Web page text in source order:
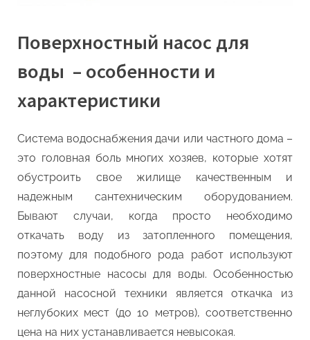
Поверхностный насос для
воды – особенности и
характеристики
Система водоснабжения дачи или частного дома –
это головная боль многих хозяев, которые хотят
обустроить свое жилище качественным и
надежным сантехническим оборудованием.
Бывают случаи, когда просто необходимо
откачать воду из затопленного помещения,
поэтому для подобного рода работ используют
поверхностные насосы для воды. Особенностью
данной насосной техники является откачка из
неглубоких мест (до 10 метров), соответственно
цена на них устанавливается невысокая.